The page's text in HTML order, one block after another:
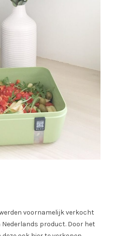
voornamelijk verkocht
Nederlands product. Door het